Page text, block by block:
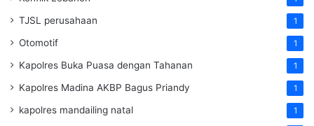
TJSL perusahaan 1
Otomotif 1
Kapolres Buka Puasa dengan Tahanan 1
Kapolres Madina AKBP Bagus Priandy 1
kapolres mandailing natal 1